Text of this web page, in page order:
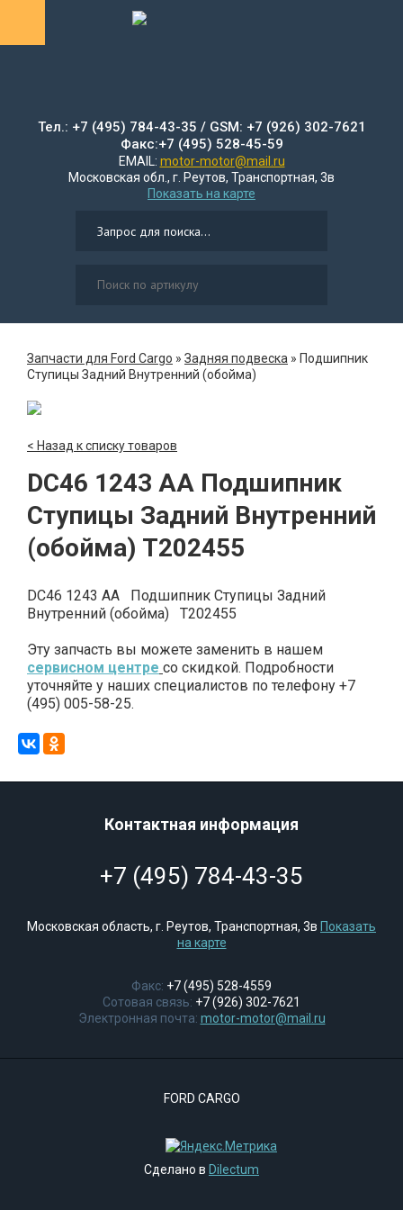
Тел.: +7 (495) 784-43-35 / GSM: +7 (926) 302-7621
Факс:+7 (495) 528-45-59
EMAIL: motor-motor@mail.ru
Московская обл., г. Реутов, Транспортная, 3в
Показать на карте
Запчасти для Ford Cargo » Задняя подвеска » Подшипник
Ступицы Задний Внутренний (обойма)
< Назад к списку товаров
DC46 1243 AA Подшипник
Ступицы Задний Внутренний
(обойма) T202455
DC46 1243 AA Подшипник Ступицы Задний
Внутренний (обойма) T202455
Эту запчасть вы можете заменить в нашем
сервисном центре со скидкой. Подробности
уточняйте у наших специалистов по телефону +7
(495) 005-58-25.
Контактная информация
+7 (495) 784-43-35
Московская область, г. Реутов, Транспортная, 3в Показать
на карте
Факс: +7 (495) 528-4559
Сотовая связь: +7 (926) 302-7621
Электронная почта: motor-motor@mail.ru
FORD CARGO
Сделано в Dilectum